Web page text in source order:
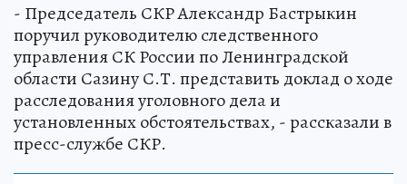
- Председатель СКР Александр Бастрыкин
поручил руководителю следственного
управления СК России по Ленинградской
области Сазину С.Т. представить доклад о ходе
расследования уголовного дела и
установленных обстоятельствах, - рассказали в
пресс-службе СКР.